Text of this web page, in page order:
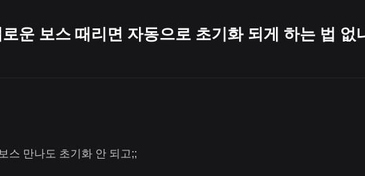
운 보스 때리면 자동으로 초기화 되게 하는 법 없
스 만나도 초기화 안 되고;;